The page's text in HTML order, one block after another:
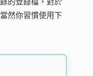
然你習慣使用下